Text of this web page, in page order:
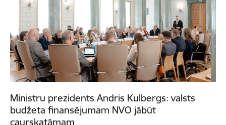
Ministru prezidents Andris Kulbergs: valsts
budžeta finansējumam NVO jābūt
caurskatāmam